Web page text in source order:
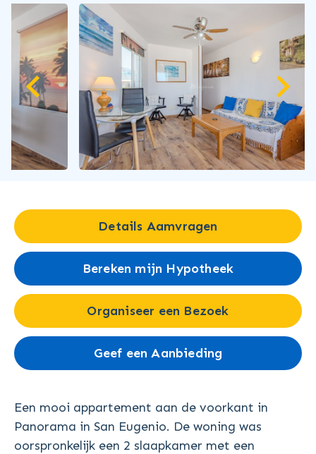
Details Aamvragen
Bereken mijn Hypotheek
Organiseer een Bezoek
Geef een Aanbieding
Een mooi appartement aan de voorkant in
Panorama in San Eugenio. De woning was
oorspronkelijk een 2 slaapkamer met een